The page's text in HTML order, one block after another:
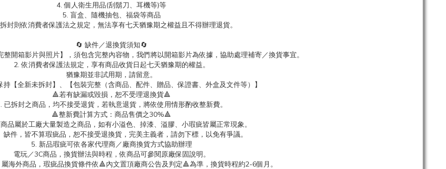
4. 個人衛生用品(刮鬍刀、耳機等)等
5. 盲盒、隨機抽包、福袋等商品
封則依消費者保護法之規定，無法享有七天猶豫期之權益且不得辦理退貨。
🔄 缺件／退換貨須知🔄
開箱影片與照片】，須包含完整內容物，我們將以開箱影片為依據，協助處理補寄／換貨事宜。
2. 依消費者保護法規定，享有商品收貨日起七天猶豫期的權益。
猶豫期並非試用期，請留意。
持【全新未拆封】、【包裝完整（含商品、配件、贈品、保證書、外盒及文件等）】
🔺若有缺漏或毀損，恕不受理退換貨🔺
已拆封之商品，均不接受退貨，若執意退貨，將依使用情形酌收整新費。
🔺整新費計算方式：商品售價之30%🔺
品屬於工廠大量製造之商品，如有小溢色、掉漆、溢膠、小瑕疵皆屬正常現象。
缺件，皆不算瑕疵品，恕不接受退換貨，完美主義者，請勿下標，以免有爭議。
5. 新品瑕疵可依各家代理商／廠商換貨方式協助辦理
電玩／3C商品，換貨辦法與時程，依商品可參閱原廠保固說明。
海外商品，瑕疵品換貨條件依🔺內文置頂廠商公告及判定🔺為準，換貨時程約2-6個月。